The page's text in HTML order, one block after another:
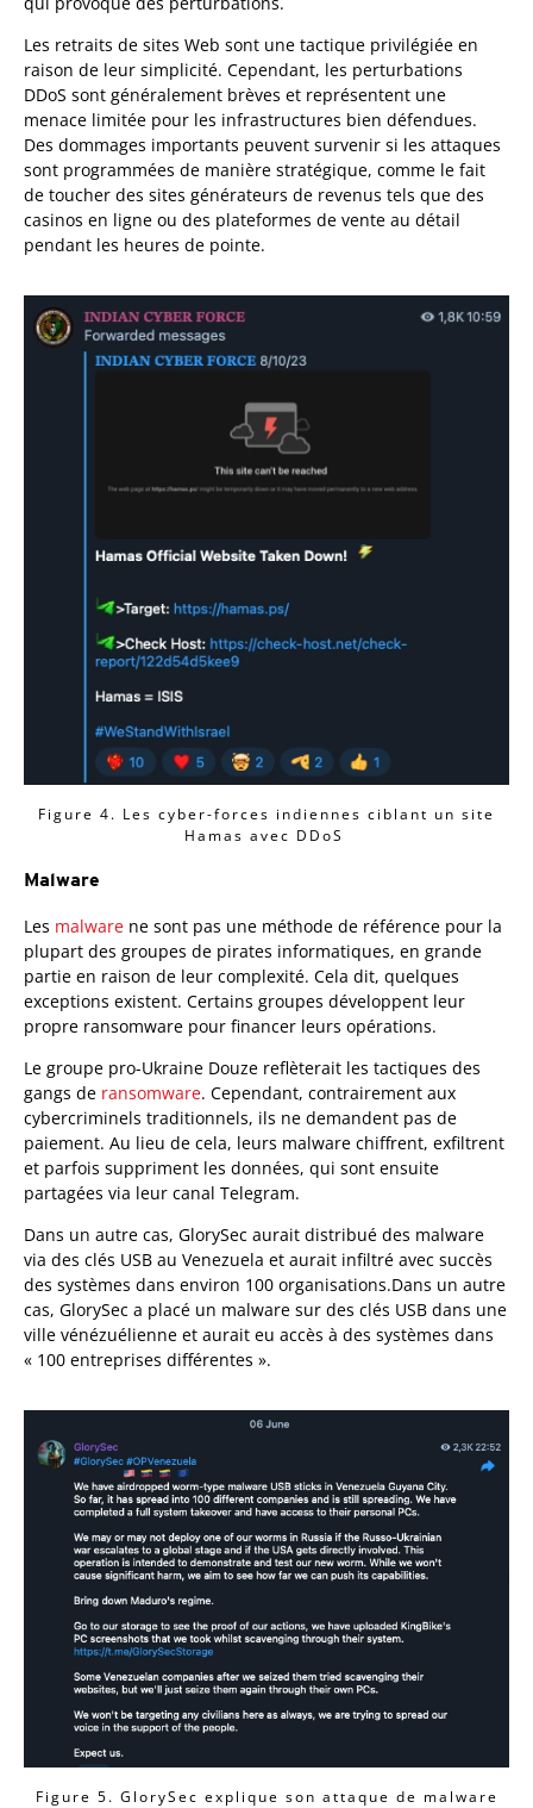
Les retraits de sites Web sont une tactique privilégiée en
raison de leur simplicité. Cependant, les perturbations
DDoS sont généralement brèves et représentent une
menace limitée pour les infrastructures bien défendues.
Des dommages importants peuvent survenir si les attaques
sont programmées de manière stratégique, comme le fait
de toucher des sites générateurs de revenus tels que des
casinos en ligne ou des plateformes de vente au détail
pendant les heures de pointe.
Figure 4. Les cyber-forces indiennes ciblant un site
Hamas avec DDoS
Malware
Les malware ne sont pas une méthode de référence pour la
plupart des groupes de pirates informatiques, en grande
partie en raison de leur complexité. Cela dit, quelques
exceptions existent. Certains groupes développent leur
propre ransomware pour financer leurs opérations.
Le groupe pro-Ukraine Douze reflèterait les tactiques des
gangs de ransomware. Cependant, contrairement aux
cybercriminels traditionnels, ils ne demandent pas de
paiement. Au lieu de cela, leurs malware chiffrent, exfiltrent
et parfois suppriment les données, qui sont ensuite
partagées via leur canal Telegram.
Dans un autre cas, GlorySec aurait distribué des malware
via des clés USB au Venezuela et aurait infiltré avec succès
des systèmes dans environ 100 organisations.Dans un autre
cas, GlorySec a placé un malware sur des clés USB dans une
ville vénézuélienne et aurait eu accès à des systèmes dans
« 100 entreprises différentes ».
Figure 5. GlorySec explique son attaque de malware